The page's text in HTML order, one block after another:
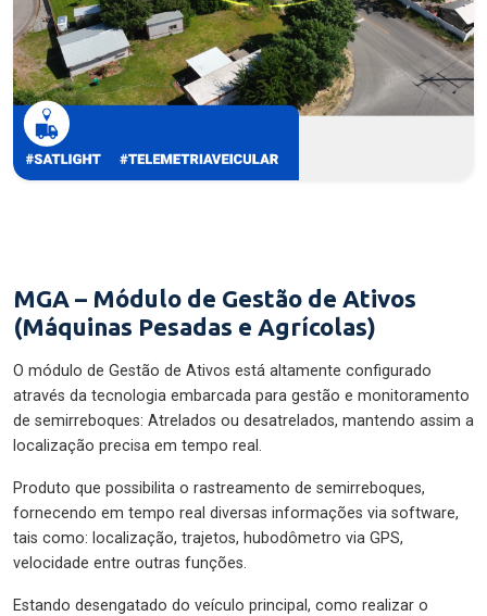
MGA – Módulo de Gestão de Ativos
(Máquinas Pesadas e Agrícolas)
O módulo de Gestão de Ativos está altamente configurado
através da tecnologia embarcada para gestão e monitoramento
de semirreboques: Atrelados ou desatrelados, mantendo assim a
localização precisa em tempo real.
Produto que possibilita o rastreamento de semirreboques,
fornecendo em tempo real diversas informações via software,
tais como: localização, trajetos, hubodômetro via GPS,
velocidade entre outras funções.
Estando desengatado do veículo principal, como realizar o